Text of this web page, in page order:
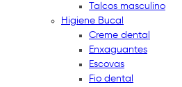
Talcos masculino
Higiene Bucal
Creme dental
Enxaguantes
Escovas
Fio dental